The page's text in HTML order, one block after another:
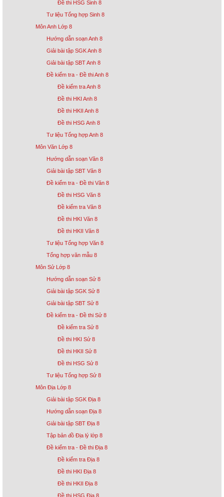
Đề thi HSG Sinh 8
Tư liệu Tổng hợp Sinh 8
Môn Anh Lớp 8
Hướng dẫn soạn Anh 8
Giải bài tập SGK Anh 8
Giải bài tập SBT Anh 8
Đề kiểm tra - Đề thi Anh 8
Đề kiểm tra Anh 8
Đề thi HKI Anh 8
Đề thi HKII Anh 8
Đề thi HSG Anh 8
Tư liệu Tổng hợp Anh 8
Môn Văn Lớp 8
Hướng dẫn soạn Văn 8
Giải bài tập SBT Văn 8
Đề kiểm tra - Đề thi Văn 8
Đề thi HSG Văn 8
Đề kiểm tra Văn 8
Đề thi HKI Văn 8
Đề thi HKII Văn 8
Tư liệu Tổng hợp Văn 8
Tổng hợp văn mẫu 8
Môn Sử Lớp 8
Hướng dẫn soạn Sử 8
Giải bài tập SGK Sử 8
Giải bài tập SBT Sử 8
Đề kiểm tra - Đề thi Sử 8
Đề kiểm tra Sử 8
Đề thi HKI Sử 8
Đề thi HKII Sử 8
Đề thi HSG Sử 8
Tư liệu Tổng hợp Sử 8
Môn Địa Lớp 8
Giải bài tập SGK Địa 8
Hướng dẫn soạn Địa 8
Giải bài tập SBT Địa 8
Tập bản đồ Địa lý lớp 8
Đề kiểm tra - Đề thi Địa 8
Đề kiểm tra Địa 8
Đề thi HKI Địa 8
Đề thi HKII Địa 8
Đề thi HSG Địa 8